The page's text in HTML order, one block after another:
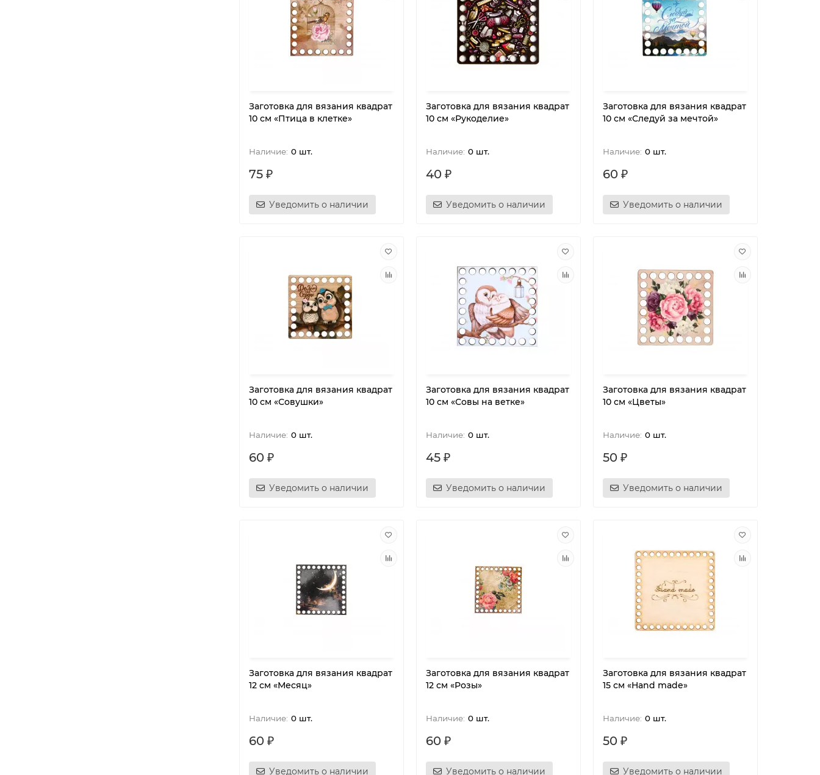
Заготовка для вязания квадрат
10 см «Птица в клетке»
0 шт.
75 ₽
Уведомить о наличии
Заготовка для вязания квадрат
10 см «Рукоделие»
0 шт.
40 ₽
Уведомить о наличии
Заготовка для вязания квадрат
10 см «Следуй за мечтой»
0 шт.
60 ₽
Уведомить о наличии
Заготовка для вязания квадрат
10 см «Совушки»
0 шт.
60 ₽
Уведомить о наличии
Заготовка для вязания квадрат
10 см «Совы на ветке»
0 шт.
45 ₽
Уведомить о наличии
Заготовка для вязания квадрат
10 см «Цветы»
0 шт.
50 ₽
Уведомить о наличии
Заготовка для вязания квадрат
12 см «Месяц»
0 шт.
60 ₽
Уведомить о наличии
Заготовка для вязания квадрат
12 см «Розы»
0 шт.
60 ₽
Уведомить о наличии
Заготовка для вязания квадрат
15 см «Hand made»
0 шт.
50 ₽
Уведомить о наличии